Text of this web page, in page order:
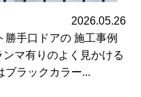
2026.05.26
手口ドアの 施工事例
マ有りのよく見かける
ブラックカラー...